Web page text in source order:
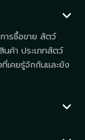
ารซื้อขาย สัตว์
ค้า ประเภทสัตว์
เคยรู้จักกันและยัง